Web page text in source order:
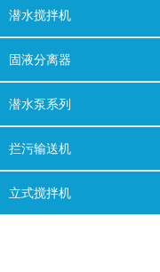
潜水搅拌机
固液分离器
潜水泵系列
拦污输送机
立式搅拌机